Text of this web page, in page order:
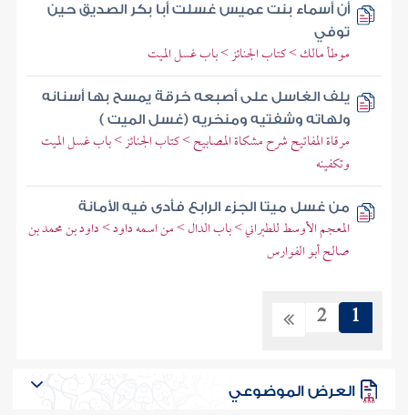
أن أسماء بنت عميس غسلت أبا بكر الصديق حين
توفي
موطأ مالك > كتاب الجنائز > باب غسل الميت
يلف الغاسل على أصبعه خرقة يمسح بها أسنانه
ولهاته وشفتيه ومنخريه (غسل الميت )
مرقاة المفاتيح شرح مشكاة المصابيح > كتاب الجنائز > باب غسل الميت
وتكفينه
من غسل ميتا الجزء الرابع فأدى فيه الأمانة
المعجم الأوسط للطبراني > باب الدال > من اسمه داود > داود بن محمد بن
صالح أبو الفوارس
1
2
العرض الموضوعي